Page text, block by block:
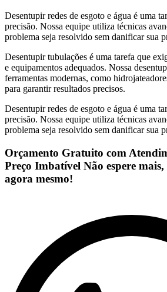
Desentupir redes de esgoto e água é uma
precisão. Nossa equipe utiliza técnicas
problema seja resolvido sem danificar sua
Desentupir tubulações é uma tarefa que
e equipamentos adequados. Nossa
ferramentas modernas, como
para garantir resultados precisos.
Desentupir redes de esgoto e água é uma
precisão. Nossa equipe utiliza técnicas
problema seja resolvido sem danificar sua
Orçamento Gratuito com
Preço Imbatível Não espere
agora mesmo!